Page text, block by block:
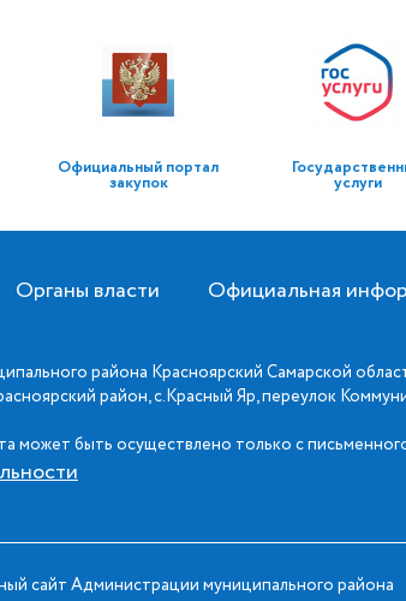
Официальный портал
закупок услуги
Органы власти Официальная
района Красноярский Самарской
район, с.Красный Яр, переулок
может быть осуществлено только с
сайт Администрации муниципального района